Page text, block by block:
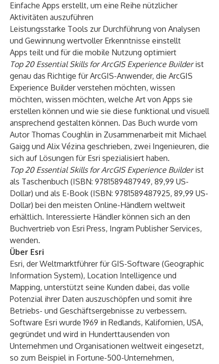
Einfache Apps erstellt, um eine Reihe nützlicher
Aktivitäten auszuführen
Leistungsstarke Tools zur Durchführung von Analysen
und Gewinnung wertvoller Erkenntnisse einstellt
Apps teilt und für die mobile Nutzung optimiert
Top 20 Essential Skills for ArcGIS Experience Builderist
genau das Richtige für ArcGIS-Anwender, die ArcGIS
Experience Builder verstehen möchten, wissen
möchten, wissen möchten, welche Art von Apps sie
erstellen können und wie sie diese funktional und visuell
ansprechend gestalten können. Das Buch wurde vom
Autor Thomas Coughlin in Zusammenarbeit mit Michael
Gaigg und Alix Vézina geschrieben, zwei Ingenieuren, die
sich auf Lösungen für Esri spezialisiert haben.
Top 20 Essential Skills for ArcGIS Experience Builderist
als Taschenbuch (ISBN: 9781589487949, 89,99 US-
Dollar) und als E-Book (ISBN: 9781589487925, 89,99 US-
Dollar) bei den meisten Online-Händlern weltweit
erhältlich. Interessierte Händler können sich an den
Buchvertrieb von Esri Press, Ingram Publisher Services,
wenden.
Über Esri
Esri, der Weltmarktführer für GIS-Software (Geographic
Information System), Location Intelligence und
Mapping, unterstützt seine Kunden dabei, das volle
Potenzial ihrer Daten auszuschöpfen und somit ihre
Betriebs- und Geschäftsergebnisse zu verbessern.
Software Esri wurde 1969 in Redlands, Kalifornien, USA,
gegründet und wird in Hunderttausenden von
Unternehmen und Organisationen weltweit eingesetzt,
so zum Beispiel in Fortune-500-Unternehmen,